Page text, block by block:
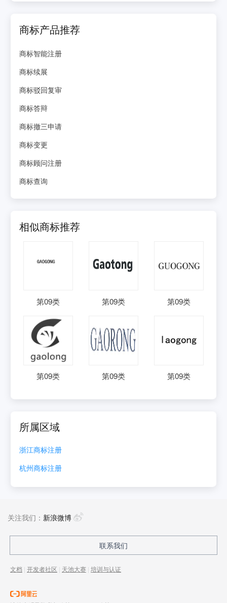
商标产品推荐
商标智能注册
商标续展
商标驳回复审
商标答辩
商标撤三申请
商标变更
商标顾问注册
商标查询
相似商标推荐
第09类 第09类 第09类
第09类 第09类 第09类
所属区域
浙江商标注册
杭州商标注册